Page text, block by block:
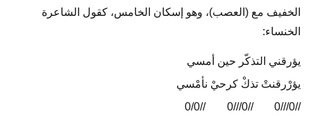
الخفيف مع (العصب)، وهو إسكان الخامس، كقول الشاعرة
الخنساء:
يؤرقني التذكّر حين أمسي
يؤرْرقنتْ تذكْ كرحيْ نأمْسي
//0///0
//0///0
//0/0